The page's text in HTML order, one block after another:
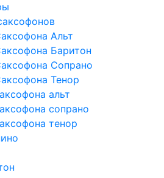
Альт
Баритон
Сопрано
Тенор
альт
сопрано
тенор